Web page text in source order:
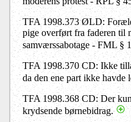
TFA 1998.373 ØLD:
pige overført fra faderen til
samværssabotage - FML §
TFA 1998.370 CD: Ikke
da den ene part ikke
TFA 1998.368 CD: Der
krydsende børnebidrag.